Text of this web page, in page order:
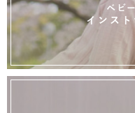
ベビ
インス